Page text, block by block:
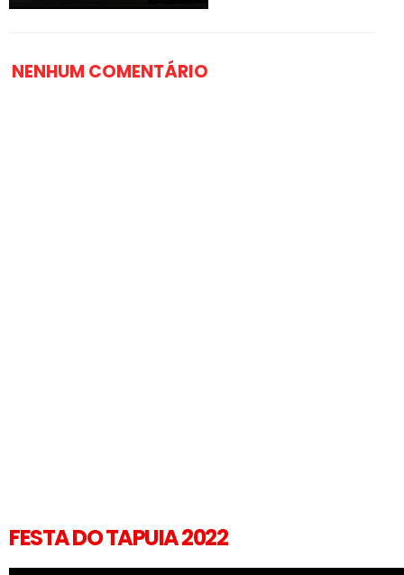
NENHUM COMENTÁRIO
FESTA DO TAPUIA 2022